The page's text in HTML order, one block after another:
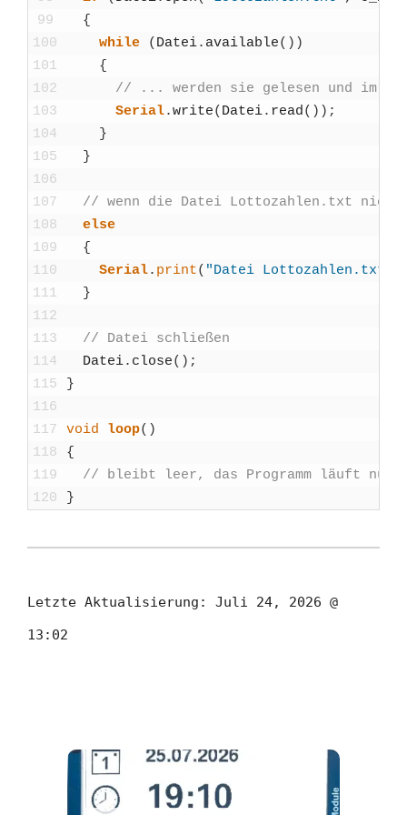
99
100
101
102
103
104
105
106
107
108
109
110
111
112
113
114
115
116
117
118
119
120
{
while
( Datei. available( ) )
{
// ... wer­den sie gele­sen und im
Seri­al.wri­te( Datei. read( ) ) ;
}
}
// wenn die Datei Lottozahlen.txt
else
{
Seri­al. print( "Datei Lottozahlen.txt
}
// Datei schlie­ßen
Datei. clo­se( ) ;
}
void loop( )
{
// bleibt leer, das Pro­gramm läuft nur
}
Letzte Aktualisierung: Juli 24, 2026 @
13:02